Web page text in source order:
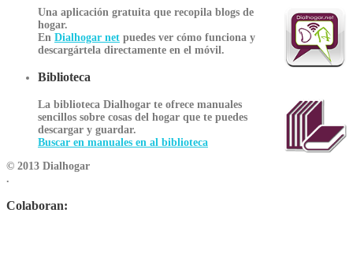
Una aplicación gratuita que recopila blogs de
hogar.
En Dialhogar net puedes ver cómo funciona y
descargártela directamente en el móvil.
Biblioteca
La biblioteca Dialhogar te ofrece manuales
sencillos sobre cosas del hogar que te puedes
descargar y guardar.
Buscar en manuales en al biblioteca
© 2013 Dialhogar
.
Colaboran: